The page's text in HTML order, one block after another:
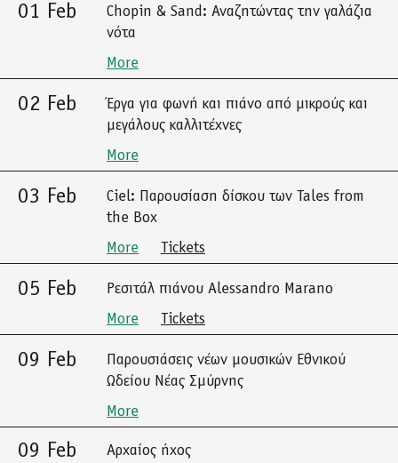
01 Feb
Chopin & Sand: Αναζητώντας την γαλάζια
νότα
More
02 Feb
Έργα για φωνή και πιάνο από μικρούς και
μεγάλους καλλιτέχνες
More
03 Feb
Ciel: Παρουσίαση δίσκου των Tales from
the Box
More
Tickets
05 Feb
Ρεσιτάλ πιάνου Alessandro Marano
More
Tickets
09 Feb
Παρουσιάσεις νέων μουσικών Εθνικού
Ωδείου Νέας Σμύρνης
More
09 Feb
Αρχαίος ήχος